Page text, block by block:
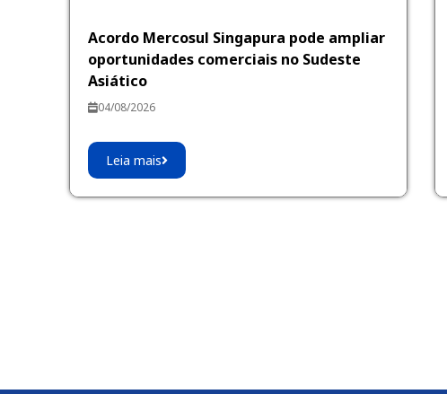
Acordo Mercosul Singapura pode ampliar
oportunidades comerciais no Sudeste
Asiático
04/08/2026
Leia mais